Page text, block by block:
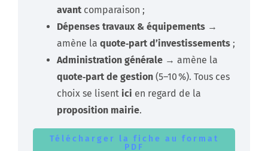
avant comparaison ;
Dépenses travaux & équipements →
amène la quote‑part d’investissements ;
Administration générale → amène la
quote‑part de gestion (5–10 %). Tous ces
choix se lisent ici en regard de la
proposition mairie.
Télécharger la fiche au format
PDF